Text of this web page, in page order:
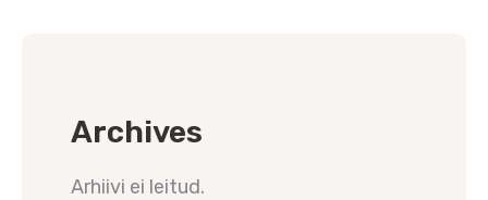
Archives
Arhiivi ei leitud.